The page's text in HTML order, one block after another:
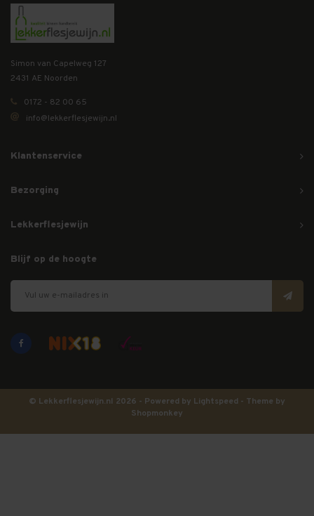
Simon van Capelweg 127
2431 AE Noorden
0172 - 82 00 65
info@lekkerflesjewijn.nl
Klantenservice
Bezorging
Lekkerflesjewijn
Blijf op de hoogte
© Lekkerflesjewijn.nl 2026 - Powered by Lightspeed - Theme by
Shopmonkey